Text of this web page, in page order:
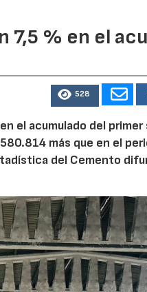
% en el
528
el acumulado del
más que en el
del Cemento